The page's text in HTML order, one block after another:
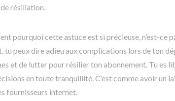
résiliation.
pourquoi cette astuce est si précieuse, n’est-ce
tu peux dire adieu aux complications lors de ton
et de lutter pour résilier ton abonnement. Tu es
en toute tranquillité. C’est comme avoir un
fournisseurs internet.